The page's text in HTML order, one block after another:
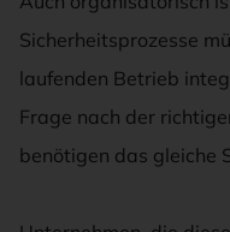
Sicherheitsprozesse
laufenden Betrieb
Frage nach der
benötigen das gleiche